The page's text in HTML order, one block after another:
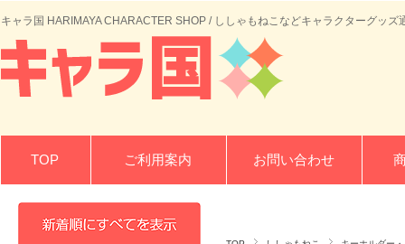
キャラ国 HARIMAYA CHARACTER SHOP / ししゃもねこなどキャラクターグッズ
TOP ご利用案内 お問い合わせ